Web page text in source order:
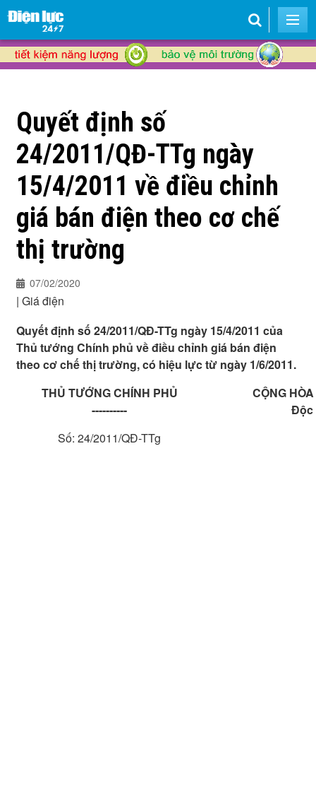
Quyết định số
24/2011/QĐ-TTg ngày
15/4/2011 về điều chỉnh
giá bán điện theo cơ chế
thị trường
07/02/2020
| Giá điện
Quyết định số 24/2011/QĐ-TTg ngày 15/4/2011 của
Thủ tướng Chính phủ về điều chỉnh giá bán điện
theo cơ chế thị trường, có hiệu lực từ ngày 1/6/2011.
THỦ TƯỚNG CHÍNH PHỦ
----------
Số: 24/2011/QĐ-TTg
CỘNG
Độc